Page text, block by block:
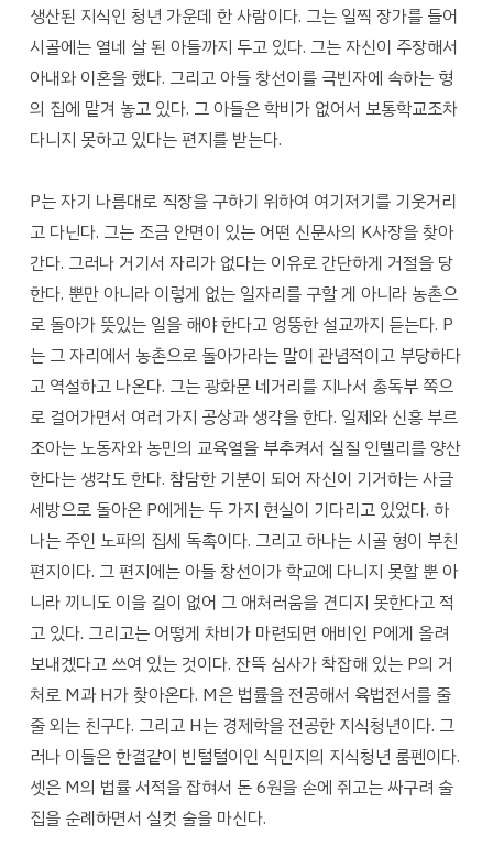
생산된 지식인 청년 가운데 한 사람이다. 그는 일찍 장가를 들어
시골에는 열네 살 된 아들까지 두고 있다. 그는 자신이 주장해서
아내와 이혼을 했다. 그리고 아들 창선이를 극빈자에 속하는 형
의 집에 맡겨 놓고 있다. 그 아들은 학비가 없어서 보통학교조차
다니지 못하고 있다는 편지를 받는다.
P는 자기 나름대로 직장을 구하기 위하여 여기저기를 기웃거리
고 다닌다. 그는 조금 안면이 있는 어떤 신문사의 K사장을 찾아
간다. 그러나 거기서 자리가 없다는 이유로 간단하게 거절을 당
한다. 뿐만 아니라 이렇게 없는 일자리를 구할 게 아니라 농촌으
로 돌아가 뜻있는 일을 해야 한다고 엉뚱한 설교까지 듣는다. P
는 그 자리에서 농촌으로 돌아가라는 말이 관념적이고 부당하다
고 역설하고 나온다. 그는 광화문 네거리를 지나서 총독부 쪽으
로 걸어가면서 여러 가지 공상과 생각을 한다. 일제와 신흥 부르
조아는 노동자와 농민의 교육열을 부추켜서 실질 인텔리를 양산
한다는 생각도 한다. 참담한 기분이 되어 자신이 기거하는 사글
세방으로 돌아온 P에게는 두 가지 현실이 기다리고 있었다. 하
나는 주인 노파의 집세 독촉이다. 그리고 하나는 시골 형이 부친
편지이다. 그 편지에는 아들 창선이가 학교에 다니지 못할 뿐 아
니라 끼니도 이을 길이 없어 그 애처러움을 견디지 못한다고 적
고 있다. 그리고는 어떻게 차비가 마련되면 애비인 P에게 올려
보내겠다고 쓰여 있는 것이다. 잔뜩 심사가 착잡해 있는 P의 거
처로 M과 H가 찾아온다. M은 법률을 전공해서 육법전서를 줄
줄 외는 친구다. 그리고 H는 경제학을 전공한 지식청년이다. 그
러나 이들은 한결같이 빈털털이인 식민지의 지식청년 룸펜이다.
셋은 M의 법률 서적을 잡혀서 돈 6원을 손에 쥐고는 싸구려 술
집을 순례하면서 실컷 술을 마신다.